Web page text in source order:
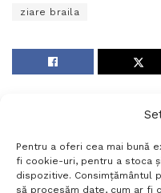
Pentru a oferi cea mai bună
fi cookie-uri, pentru a stoca
dispozitive. Consimțământul
să procesăm date, cum ar fi
ziare braila